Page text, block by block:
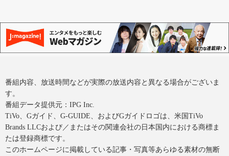
番組内容、放送時間などが実際の放送内容と異なる場合がございま
す。
番組データ提供元：IPG Inc.
TiVo、Gガイド、G-GUIDE、およびGガイドロゴは、米国TiVo
Brands LLCおよび／またはその関連会社の日本国内における商標ま
たは登録商標です。
このホームページに掲載している記事・写真等あらゆる素材の無断